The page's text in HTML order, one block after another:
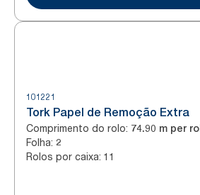
101221
Tork Papel de Remoção Extra
Comprimento do rolo: 74.90 m per roll
Folha: 2
Rolos por caixa: 11